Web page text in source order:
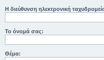
Η διεύθυνση ηλεκτρονική
Το όνομά σας:
Θέμα: